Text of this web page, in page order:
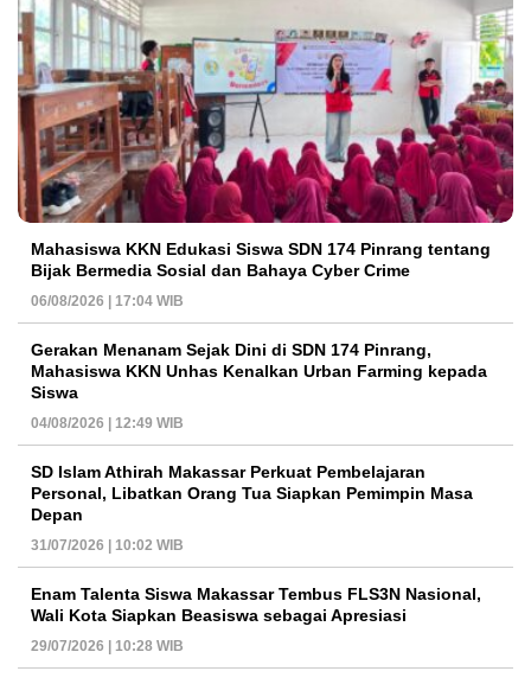
Mahasiswa KKN Edukasi Siswa SDN 174 Pinrang tentang
Bijak Bermedia Sosial dan Bahaya Cyber Crime
06/08/2026 | 17:04 WIB
Gerakan Menanam Sejak Dini di SDN 174 Pinrang,
Mahasiswa KKN Unhas Kenalkan Urban Farming kepada
Siswa
04/08/2026 | 12:49 WIB
SD Islam Athirah Makassar Perkuat Pembelajaran
Personal, Libatkan Orang Tua Siapkan Pemimpin Masa
Depan
31/07/2026 | 10:02 WIB
Enam Talenta Siswa Makassar Tembus FLS3N Nasional,
Wali Kota Siapkan Beasiswa sebagai Apresiasi
29/07/2026 | 10:28 WIB